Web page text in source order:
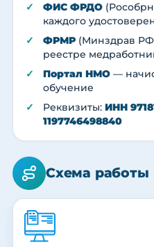
ФИС ФРДО
каждого
ФРМР (Минздрав
реестре
Портал НМО —
обучение
Реквизиты: ИНН
1197746498840
Схема работы